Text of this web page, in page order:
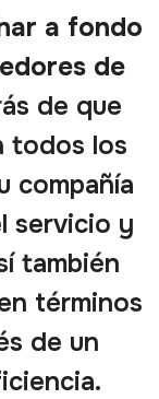
a fondo
de
de que
todos los
compañía
servicio y
también
términos
de un